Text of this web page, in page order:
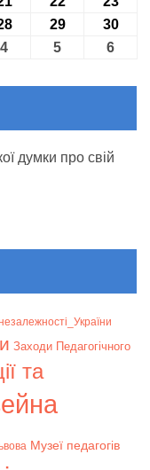
28.08.2026
2929.08.2026
30
4 04.09.2026
5 05.09.2026
6
думки про свій
Заходи Педагогічного
та
Музеї педагогів